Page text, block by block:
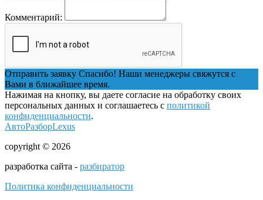
Комментарий:
Отправить заявку Спасибо! Наши менеджеры свяжутся с
Вами в ближайшее время.
Нажимая на кнопку, вы даете согласие на обработку своих
персональных данных и соглашаетесь с политикой
конфиденциальности.
АвтоРазборLexus
copyright © 2026
разработка сайта - разбиратор
Политика конфиденциальности